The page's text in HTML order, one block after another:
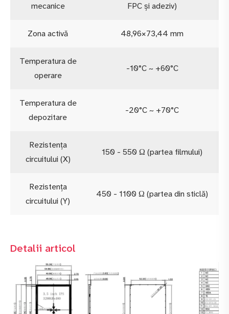
mecanice
FPC și adeziv)
Zona activă 48,96×73,44 mm
Temperatura de
operare
-10°C ~ +60°C
Temperatura de
depozitare
-20°C ~ +70°C
Rezistența
circuitului (X)
150 - 550 Ω (partea filmului)
Rezistența
circuitului (Y)
450 - 1100 Ω (partea din sticlă)
Detalii articol